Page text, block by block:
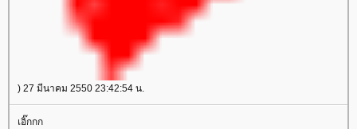
) 27 มีนาคม 2550 23:42:54 น.
เอิ๊กกก